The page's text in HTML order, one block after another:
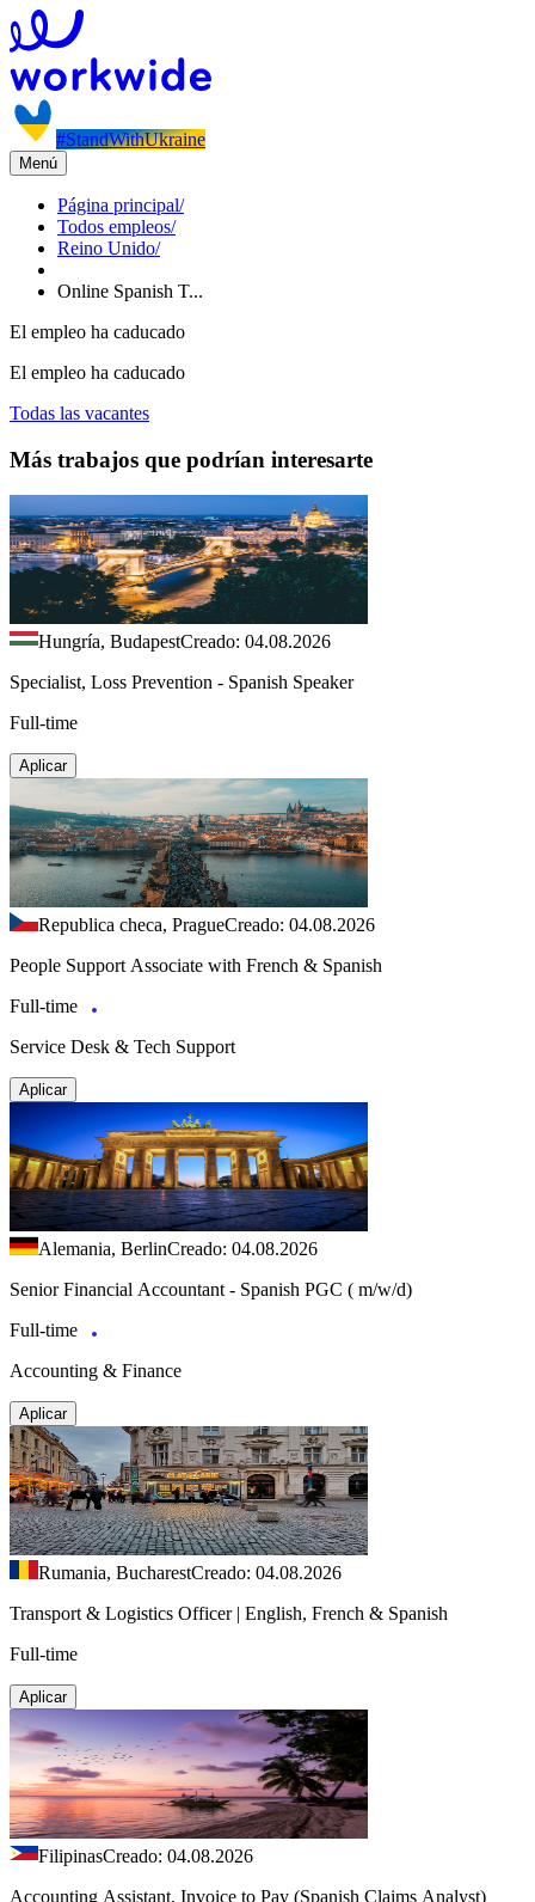
#StandWithUkraine
Menú
Página principal/
Todos empleos/
Reino Unido/
Online Spanish T...
El empleo ha caducado
El empleo ha caducado
Todas las vacantes
Más trabajos que podrían interesarte
Hungría, BudapestCreado: 04.08.2026
Specialist, Loss Prevention - Spanish Speaker
Full-time
Aplicar
Republica checa, PragueCreado: 04.08.2026
People Support Associate with French & Spanish
Full-time
Service Desk & Tech Support
Aplicar
Alemania, BerlinCreado: 04.08.2026
Senior Financial Accountant - Spanish PGC ( m/w/d)
Full-time
Accounting & Finance
Aplicar
Rumania, BucharestCreado: 04.08.2026
Transport & Logistics Officer | English, French & Spanish
Full-time
Aplicar
FilipinasCreado: 04.08.2026
Accounting Assistant, Invoice to Pay (Spanish Claims Analyst)